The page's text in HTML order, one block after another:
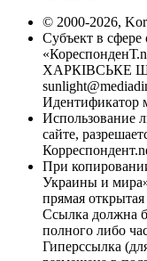
© 2000-2026,
Субъект в
ХАРКІВСЬКЕ
Идентификатор
Использование
сайте,
При
Украины и
прямая
Ссылка должна
полного либо
Гиперссылка